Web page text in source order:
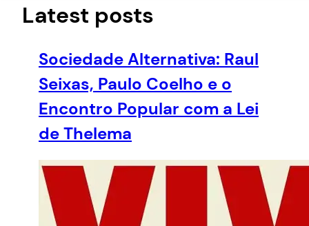
conteúdo
Latest posts
Sociedade Alternativa: Raul
Seixas, Paulo Coelho e o
Encontro Popular com a Lei
de Thelema